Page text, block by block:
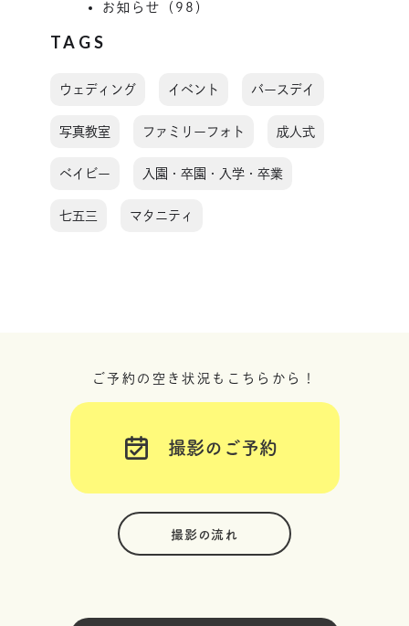
お知らせ（98）
TAGS
ウェディング イベント バースデイ
写真教室 ファミリーフォト 成人式
ベイビー 入園・卒園・入学・卒業
七五三 マタニティ
ご予約の空き状況もこちらから！
撮影のご予約
撮影の流れ